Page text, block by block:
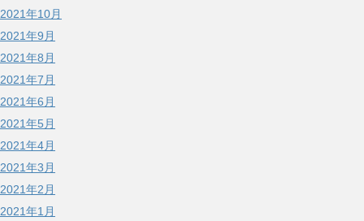
2021年10月
2021年9月
2021年8月
2021年7月
2021年6月
2021年5月
2021年4月
2021年3月
2021年2月
2021年1月